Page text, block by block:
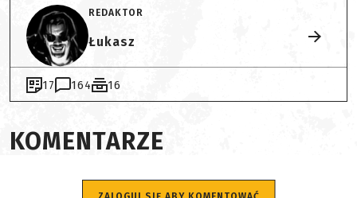
REDAKTOR
Łukasz
17 164 16
KOMENTARZE